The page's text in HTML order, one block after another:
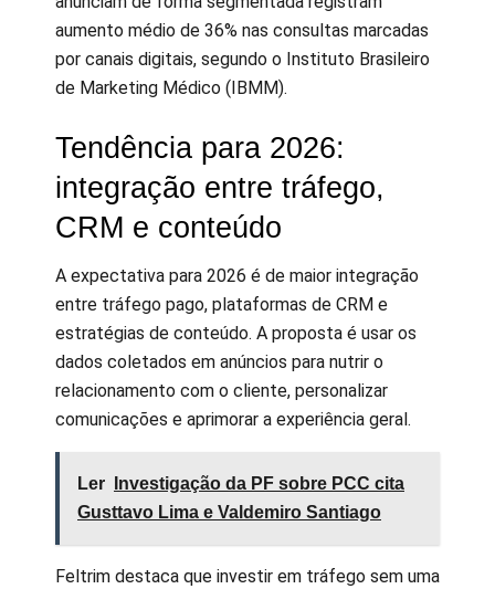
aumento médio de 36% nas consultas marcadas
por canais digitais, segundo o Instituto Brasileiro
de Marketing Médico (IBMM).
Tendência para 2026:
integração entre tráfego,
CRM e conteúdo
A expectativa para 2026 é de maior integração
entre tráfego pago, plataformas de CRM e
estratégias de conteúdo. A proposta é usar os
dados coletados em anúncios para nutrir o
relacionamento com o cliente, personalizar
comunicações e aprimorar a experiência geral.
Ler
Investigação da PF sobre PCC cita
Gusttavo Lima e Valdemiro Santiago
Feltrim destaca que investir em tráfego sem uma